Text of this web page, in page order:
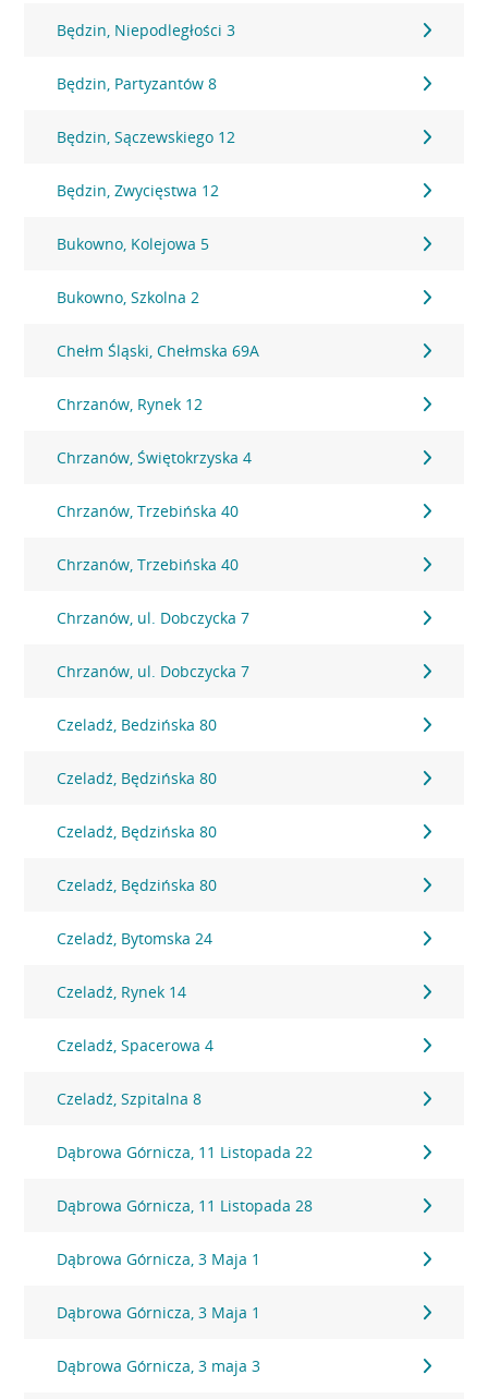
Będzin, Niepodległości 3
Będzin, Partyzantów 8
Będzin, Sączewskiego 12
Będzin, Zwycięstwa 12
Bukowno, Kolejowa 5
Bukowno, Szkolna 2
Chełm Śląski, Chełmska 69A
Chrzanów, Rynek 12
Chrzanów, Świętokrzyska 4
Chrzanów, Trzebińska 40
Chrzanów, Trzebińska 40
Chrzanów, ul. Dobczycka 7
Chrzanów, ul. Dobczycka 7
Czeladź, Bedzińska 80
Czeladź, Będzińska 80
Czeladź, Będzińska 80
Czeladź, Będzińska 80
Czeladź, Bytomska 24
Czeladź, Rynek 14
Czeladź, Spacerowa 4
Czeladź, Szpitalna 8
Dąbrowa Górnicza, 11 Listopada 22
Dąbrowa Górnicza, 11 Listopada 28
Dąbrowa Górnicza, 3 Maja 1
Dąbrowa Górnicza, 3 Maja 1
Dąbrowa Górnicza, 3 maja 3